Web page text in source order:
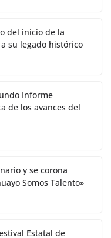
del inicio de la
su legado histórico
Informe
de los avances del
y se corona
Somos Talento»
Estatal de